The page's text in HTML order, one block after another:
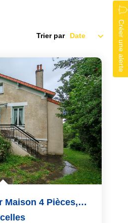
Créer une alerte
Trier par
Sarcelles Chauffour Maison 4 Pièces, 71m²